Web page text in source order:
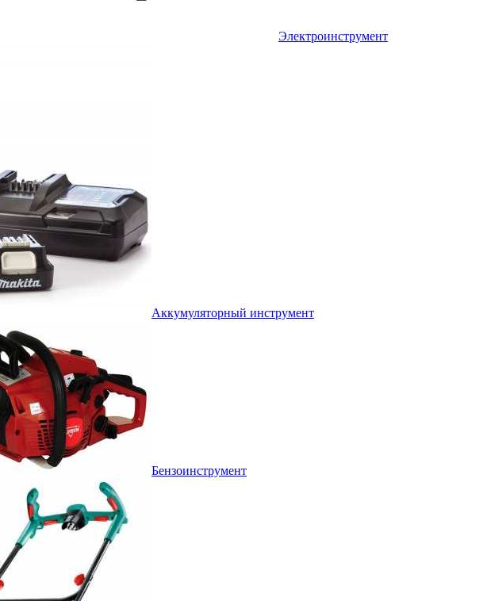
Электроинструмент
Аккумуляторный инструмент
Бензоинструмент